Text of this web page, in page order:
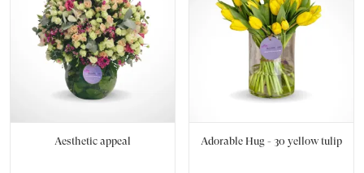
Adorable Hug - 30 yellow tulip
Aesthetic appeal